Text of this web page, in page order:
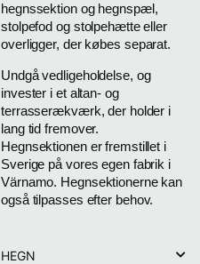
hegnssektion og hegnspæl,
stolpefod og stolpehætte eller
overligger, der købes separat.
Undgå vedligeholdelse, og
invester i et altan- og
terrasserækværk, der holder i
lang tid fremover.
Hegnsektionen er fremstillet i
Sverige på vores egen fabrik i
Värnamo. Hegnsektionerne kan
også tilpasses efter behov.
HEGN